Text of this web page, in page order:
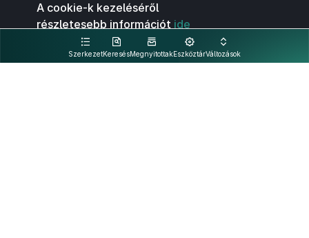
SzerkezetKeresésMegnyitottakEszköztárVáltozások
A cookie-k kezeléséről
részletesebb információt ide
kattintva olvashat.